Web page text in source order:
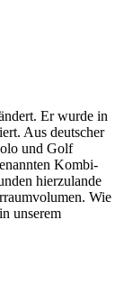
Er wurde in
Aus deutscher
und Golf
Kombi-
hierzulande
Wie
unserem